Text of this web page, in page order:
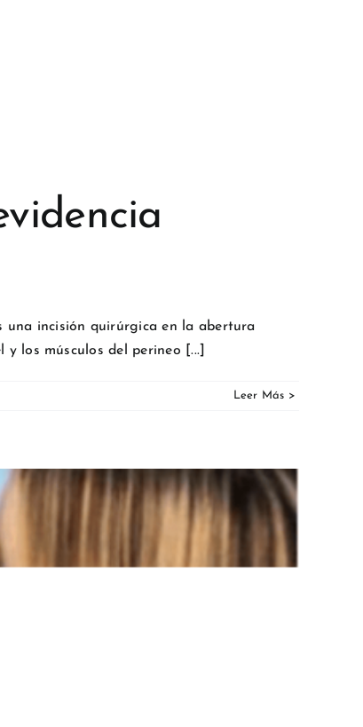
una incisión quirúrgica en la abertura
los músculos del perineo [...]